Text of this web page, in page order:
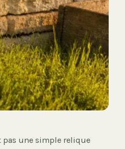
pas une simple relique